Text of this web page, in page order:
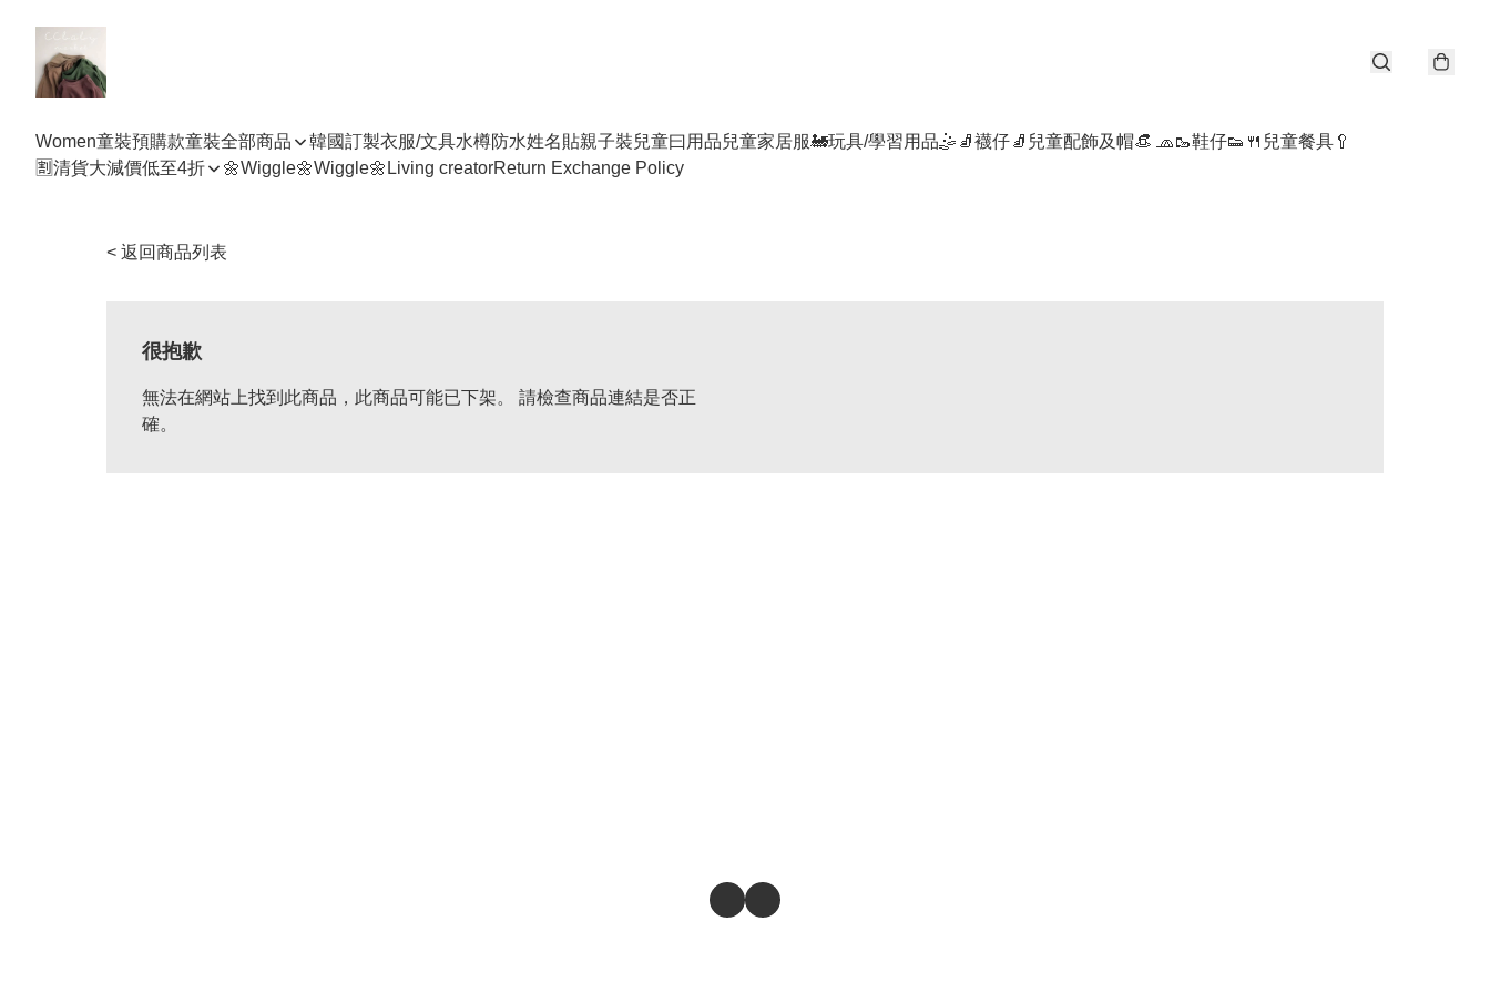
Women童裝預購款童裝全部商品 韓國訂製衣服/文具水樽防水姓名貼親子裝兒童曰用品兒童家居服🚂玩具/學習用品🤹 🧦襪仔🧦 兒童配飾及帽👒 🧢🥾鞋仔👟 🍴兒童餐具🥄
🈹清貨大減價低至4折
🌼Wiggle🌼Wiggle🌼 Living creatorReturn Exchange Policy
< 返回商品列表
很抱歉
無法在網站上找到此商品，此商品可能已下架。 請檢查商品連結是否正
確。